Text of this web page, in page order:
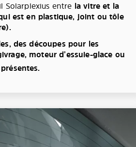
Solarplexius entre la vitre et la
est en plastique, joint ou tôle
des découpes pour les
moteur d’essuie-glace ou